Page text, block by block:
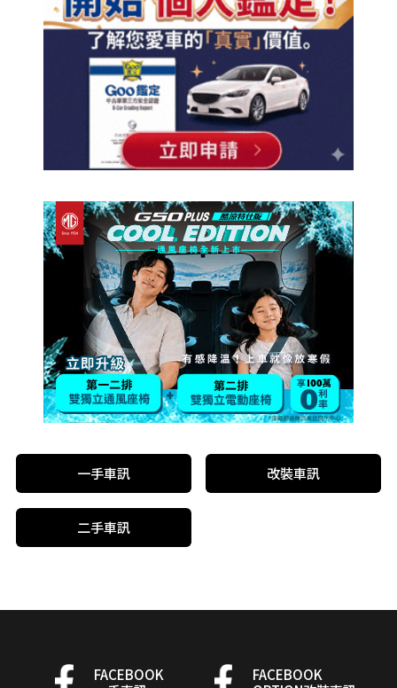
一手車訊 改裝車訊
二手車訊
FACEBOOK
FACEBOOK